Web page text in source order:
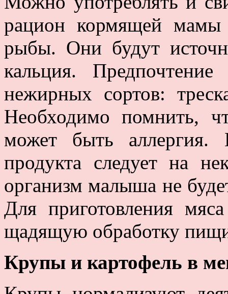
рацион кормящей
рыбы. Они будут
кальция.
нежирных сортов:
Необходимо помнить,
может быть аллергия.
продукта следует на
организм малыша не
Для приготовления
щадящую обработку пищи
Крупы и картофель в